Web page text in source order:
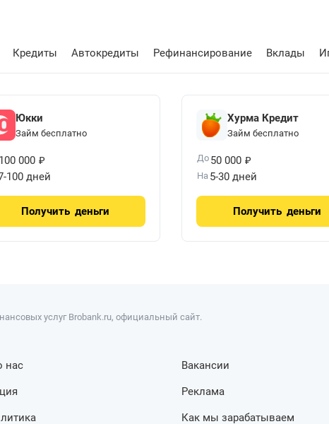
Кредиты Автокредиты Рефинансирование Вклады
Юкки
Займ бесплатно
100 000 ₽
100 дней
Получить деньги
Хурма Кредит
Займ бесплатно
До 50 000 ₽
На 5-30 дней
Получить деньги
услуг Brobank.ru, официальный сайт.
нас Вакансии
Реклама
Как мы зарабатываем